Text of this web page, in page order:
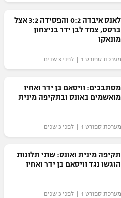
לאנס איבדה 0:2 והפסידה 3:2 אצל
ברסט, צמד לבן ידר בניצחון
מונאקו
מערכת ספורט 1 | לפני 3 שנים
מסתבכים: וויסאם בן ידר ואחיו
מואשמים באונס ובתקיפה מינית
מערכת ספורט 1 | לפני 3 שנים
תקיפה מינית ואונס: שתי תלונות
הוגשו נגד וויסאם בן ידר ואחיו
מערכת ספורט 1 | לפני 3 שנים